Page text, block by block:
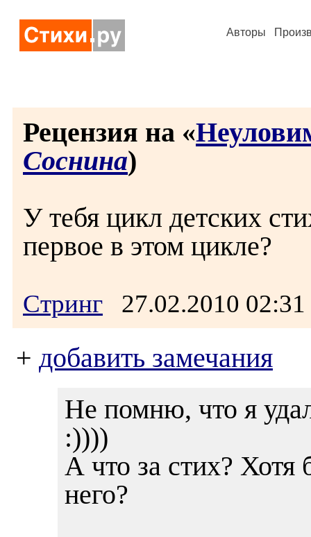
Авторы
Рецензия на «
Соснина)
У тебя цикл детских
первое в этом цикле?
Стринг 27.02.2010
+ добавить замечания
Не помню, что я
:))))
А что за стих?
него?